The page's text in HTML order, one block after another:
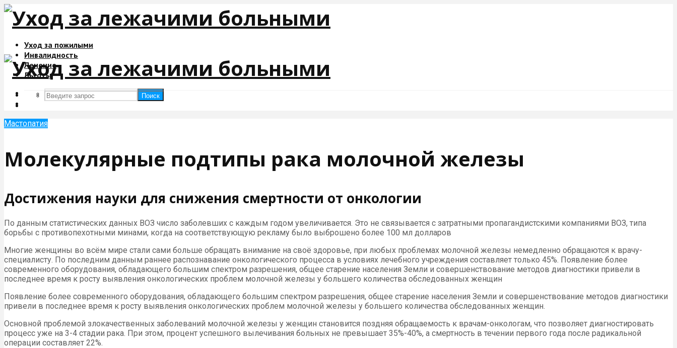
Уход за пожилыми
Инвалидность
Лечение
Льготы
Поиск
Поиск
Мастопатия
Молекулярные подтипы рака молочной железы
Достижения науки для снижения смертности от онкологии
По данным статистических данных ВОЗ число заболевших с каждым годом увеличивается. Это не связывается с затратными пропагандистскими компаниями ВОЗ, типа
борьбы с противопехотными минами, когда на соответствующую рекламу было выброшено более 100 мл долларов
Многие женщины во всём мире стали сами больше обращать внимание на своё здоровье, при любых проблемах молочной железы немедленно обращаются к врачу-
специалисту. По последним данным раннее распознавание онкологического процесса в условиях лечебного учреждения составляет только 45%. Появление более
современного оборудования, обладающего большим спектром разрешения, общее старение населения Земли и совершенствование методов диагностики привели в
последнее время к росту выявления онкологических проблем молочной железы у большего количества обследованных женщин
Появление более современного оборудования, обладающего большим спектром разрешения, общее старение населения Земли и совершенствование методов диагностики
привели в последнее время к росту выявления онкологических проблем молочной железы у большего количества обследованных женщин.
Основной проблемой злокачественных заболеваний молочной железы у женщин становится поздняя обращаемость к врачам-онкологам, что позволяет диагностировать
процесс уже на 3-4 стадии рака. При этом, процент успешного вылечивания больных не превышает 35%-40%, а смертность в течении первого года после радикальной
операции составляет 22%.